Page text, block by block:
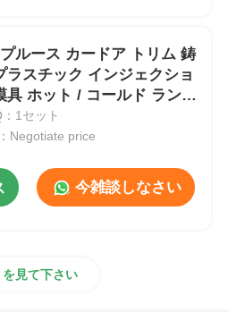
ルース カードア トリム 鋳
ラスチック インジェクショ
具 ホット / コールド ランナ
1セット
Negotiate price
今雑談しなさい
を見て下さい